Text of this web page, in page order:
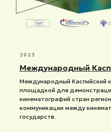
2023
Международный
Международный Каспийский
площадкой для
кинематографий стран
коммуникации между
государств.